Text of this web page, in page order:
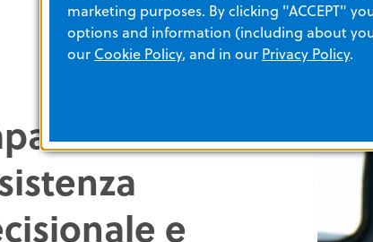
di
e
marketing purposes. By clicking "ACCEPT"
options and information (including about
our Cookie Policy, and in our Privacy Policy.